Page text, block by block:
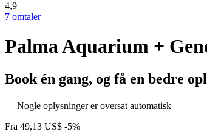
4,9
7 omtaler
Palma Aquarium +
Book én gang, og få en bedre
Nogle oplysninger er oversat automatisk
Fra 49,13 US$ -5%